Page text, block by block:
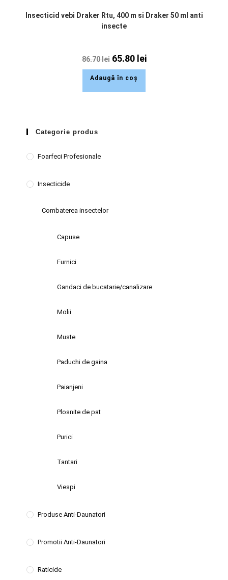
Insecticid vebi Draker Rtu, 400 m si Draker 50 ml anti
insecte
86.70lei 65.80 lei
Adaugă în coș
Categorie produs
Foarfeci Profesionale
Insecticide
Combaterea insectelor
Capuse
Furnici
Gandaci de bucatarie/canalizare
Molii
Muste
Paduchi de gaina
Paianjeni
Plosnite de pat
Purici
Tantari
Viespi
Produse Anti-Daunatori
Promotii Anti-Daunatori
Raticide